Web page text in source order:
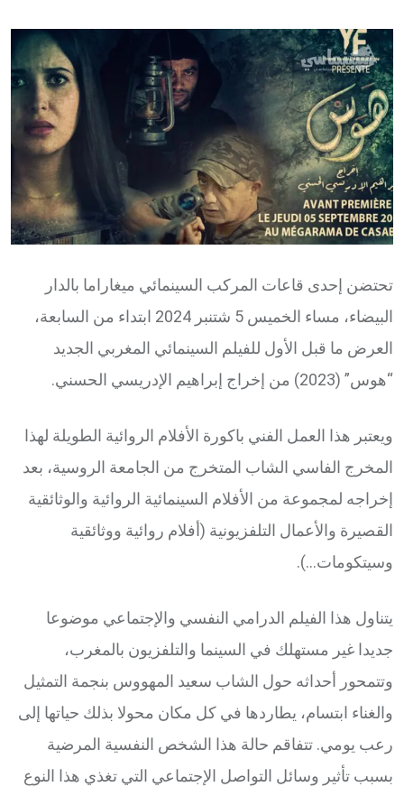
Email
تحتضن إحدى قاعات المركب السينمائي ميغاراما بالدار
البيضاء، مساء الخميس 5 شتنبر 2024 ابتداء من السابعة،
العرض ما قبل الأول للفيلم السينمائي المغربي الجديد
“هوس” (2023) من إخراج إبراهيم الإدريسي الحسني.
ويعتبر هذا العمل الفني باكورة الأفلام الروائية الطويلة لهذا
المخرج الفاسي الشاب المتخرج من الجامعة الروسية، بعد
إخراجه لمجموعة من الأفلام السينمائية الروائية والوثائقية
القصيرة والأعمال التلفزيونية (أفلام روائية ووثائقية
وسيتكومات…).
يتناول هذا الفيلم الدرامي النفسي والإجتماعي موضوعا
جديدا غير مستهلك في السينما والتلفزيون بالمغرب،
وتتمحور أحداثه حول الشاب سعيد المهووس بنجمة التمثيل
والغناء ابتسام، يطاردها في كل مكان محولا بذلك حياتها إلى
رعب يومي. تتفاقم حالة هذا الشخص النفسية المرضية
بسبب تأثير وسائل التواصل الإجتماعي التي تغذي هذا النوع